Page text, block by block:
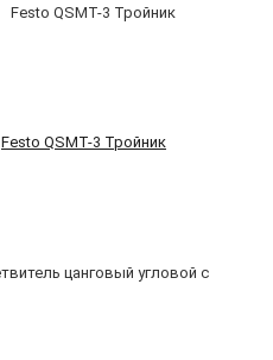
Festo QSMT-3 Тройник